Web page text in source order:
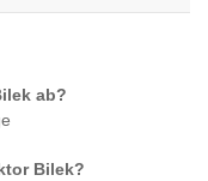
ab?
Bilek?